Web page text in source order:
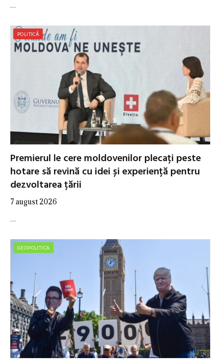
…
POLITICĂ
Premierul le cere moldovenilor plecați peste
hotare să revină cu idei și experiență pentru
dezvoltarea țării
7 august 2026
…
GEOPOLITICA